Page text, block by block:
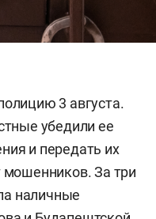
3 августа.
убедили ее
и передать их
мошенников. За три
наличные